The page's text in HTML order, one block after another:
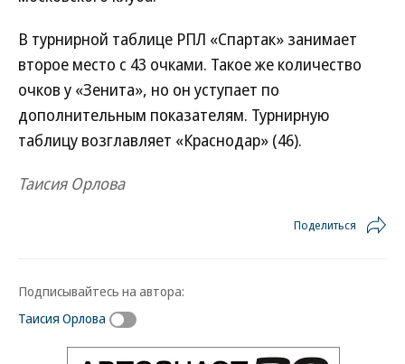
В турнирной таблице РПЛ «Спартак» занимает
второе место с 43 очками. Такое же количество
очков у «Зенита», но он уступает по
дополнительным показателям. Турнирную
таблицу возглавляет «Краснодар» (46).
Таисия Орлова
Поделиться
Подписывайтесь на автора:
Таисия Орлова